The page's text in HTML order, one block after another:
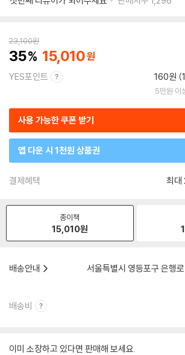
23,100원
35 15,010
YES포인트 160원
5만원 이
사용 가능한 쿠폰 받기
앱 다운 시 1천원 상품권
결제혜택 최대
종이책
15,010원
배송안내
서울특별시 영등포구 은행
배송비
이미 소장하고 있다면 판매해 보세요.